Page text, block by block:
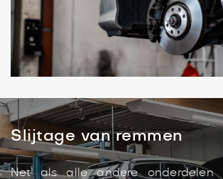
Slijtage van remmen
Net als alle andere